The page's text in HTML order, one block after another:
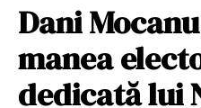
Dani
manea
dedicată lui